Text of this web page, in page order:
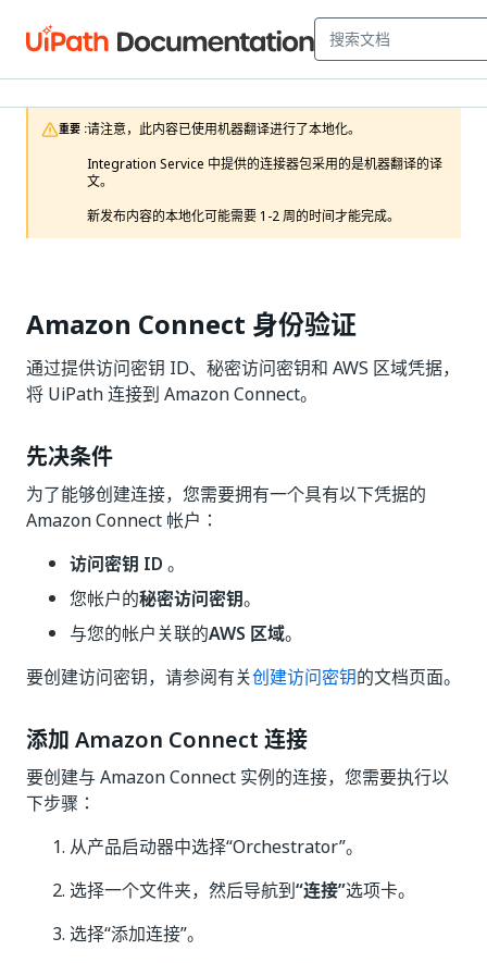
重要 :请注意，此内容已使用机器翻译进行了本地化。
Integration Service 中提供的连接器包采用的是机器翻译的译
文。
新发布内容的本地化可能需要 1-2 周的时间才能完成。
Amazon Connect 身份验证
通过提供访问密钥 ID、秘密访问密钥和 AWS 区域凭据，
将 UiPath 连接到 Amazon Connect。
先决条件
为了能够创建连接，您需要拥有一个具有以下凭据的
Amazon Connect 帐户：
访问密钥 ID 。
您帐户的秘密访问密钥。
与您的帐户关联的AWS 区域。
要创建访问密钥，请参阅有关创建访问密钥的文档页面。
添加 Amazon Connect 连接
要创建与 Amazon Connect 实例的连接，您需要执行以
下步骤：
从产品启动器中选择“Orchestrator”。
选择一个文件夹，然后导航到“连接”选项卡。
选择“添加连接”。